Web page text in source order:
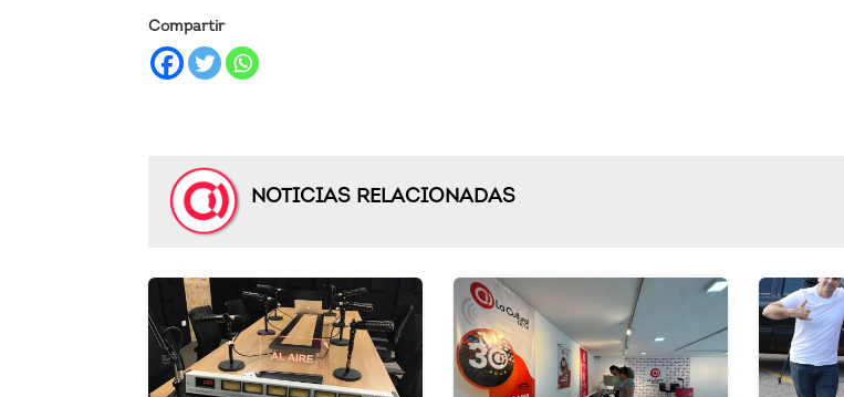
Compartir
NOTICIAS RELACIONADAS